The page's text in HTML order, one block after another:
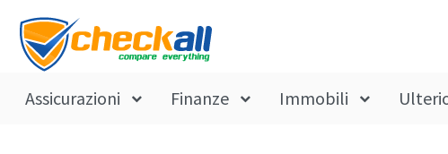
Assicurazioni Finanze Immobili